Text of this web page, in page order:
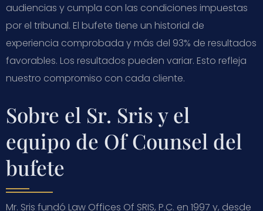
audiencias y cumpla con las condiciones impuestas
por el tribunal. El bufete tiene un historial de
experiencia comprobada y más del 93% de resultados
favorables. Los resultados pueden variar. Esto refleja
nuestro compromiso con cada cliente.
Sobre el Sr. Sris y el
equipo de Of Counsel del
bufete
Mr. Sris fundó Law Offices Of SRIS, P.C. en 1997 y, desde